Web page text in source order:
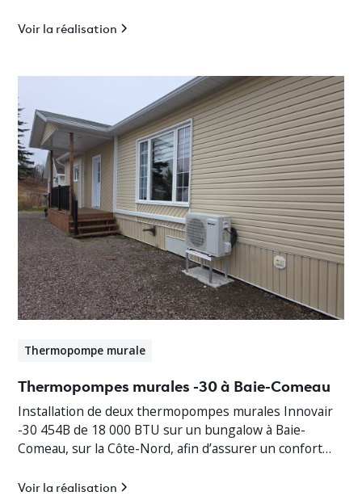
Voir la réalisation
Thermopompe murale
Thermopompes murales -30 à Baie-Comeau
Installation de deux thermopompes murales Innovair
-30 454B de 18 000 BTU sur un bungalow à Baie-
Comeau, sur la Côte-Nord, afin d’assurer un confort
Voir la réalisation